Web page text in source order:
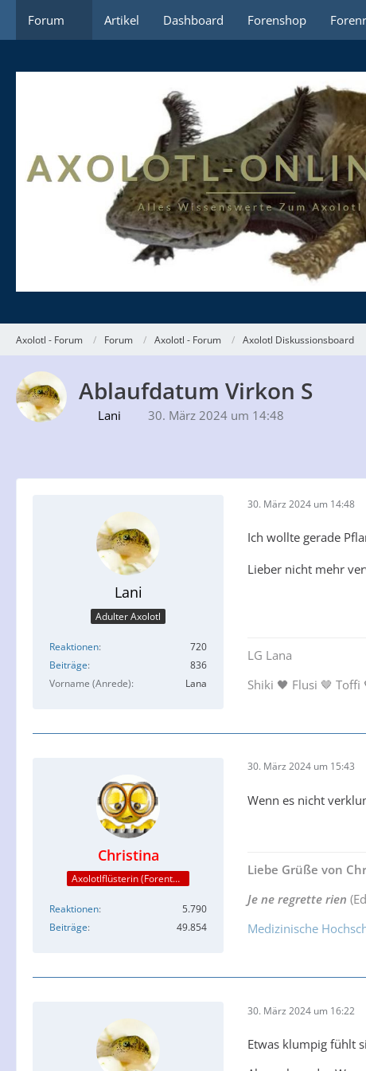
Forum Artikel Dashboard Forenshop
Axolotl - Forum Forum Axolotl - Forum Axolotl Diskussionsboard
Ablaufdatum Virkon S
Lani 30. März 2024 um 14:48
Lani
Adulter Axolotl
Reaktionen
720
Beiträge
836
Vorname (Anrede)
Lana
30. März 2024 um 14:48
Ich wollte gerade
Lieber nicht mehr
LG Lana
Shiki 🖤 Flusi 🤎 Toffi
Christina
Axolotlflüsterin (Forenteam)
Reaktionen
5.790
Beiträge
49.854
30. März 2024 um 15:43
Wenn es nicht
Liebe Grüße von
Je ne regrette rien
Medizinische
30. März 2024 um 16:22
Etwas klumpig fühlt